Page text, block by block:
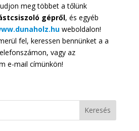
meg többet a tőlünk
gépről, és egyéb
weboldalon!
fel, keressen bennünket a a
vagy az
e-mail címünkön!